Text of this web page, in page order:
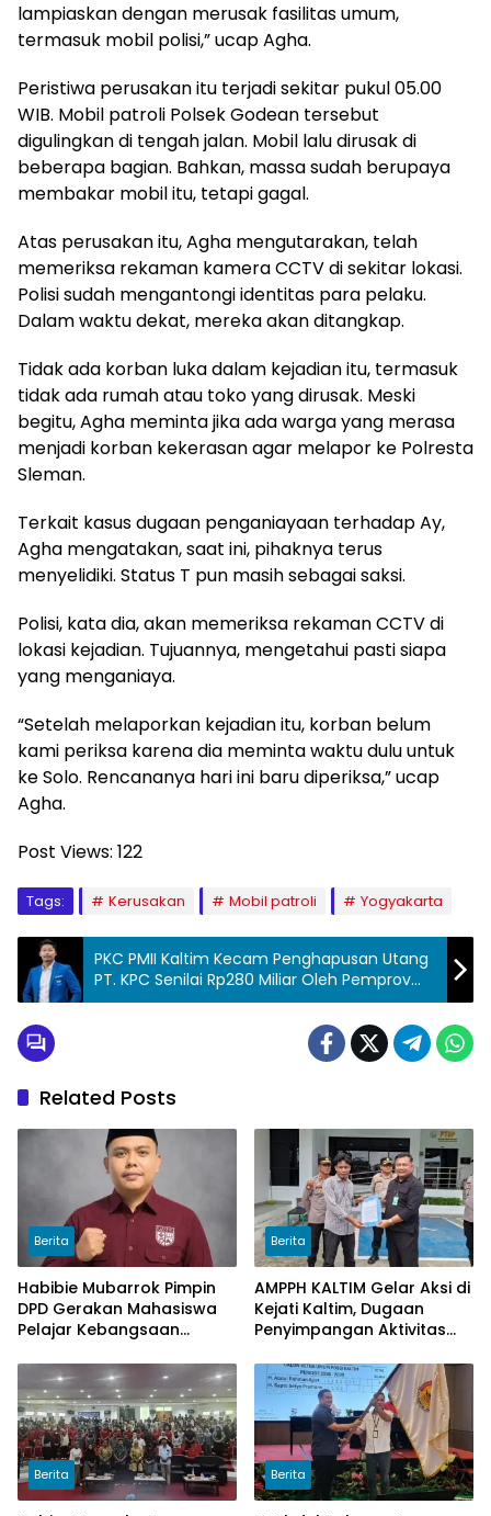
lampiaskan dengan merusak fasilitas umum,
termasuk mobil polisi,” ucap Agha.
Peristiwa perusakan itu terjadi sekitar pukul 05.00
WIB. Mobil patroli Polsek Godean tersebut
digulingkan di tengah jalan. Mobil lalu dirusak di
beberapa bagian. Bahkan, massa sudah berupaya
membakar mobil itu, tetapi gagal.
Atas perusakan itu, Agha mengutarakan, telah
memeriksa rekaman kamera CCTV di sekitar lokasi.
Polisi sudah mengantongi identitas para pelaku.
Dalam waktu dekat, mereka akan ditangkap.
Tidak ada korban luka dalam kejadian itu, termasuk
tidak ada rumah atau toko yang dirusak. Meski
begitu, Agha meminta jika ada warga yang merasa
menjadi korban kekerasan agar melapor ke Polresta
Sleman.
Terkait kasus dugaan penganiayaan terhadap Ay,
Agha mengatakan, saat ini, pihaknya terus
menyelidiki. Status T pun masih sebagai saksi.
Polisi, kata dia, akan memeriksa rekaman CCTV di
lokasi kejadian. Tujuannya, mengetahui pasti siapa
yang menganiaya.
“Setelah melaporkan kejadian itu, korban belum
kami periksa karena dia meminta waktu dulu untuk
ke Solo. Rencananya hari ini baru diperiksa,” ucap
Agha.
Post Views: 122
Tags: Kerusakan Mobil patroli Yogyakarta
PKC PMII Kaltim Kecam Penghapusan Utang
PT. KPC Senilai Rp280 Miliar Oleh Pemprov
Kaltim
Related Posts
Berita
Habibie Mubarrok Pimpin
DPD Gerakan Mahasiswa
Pelajar Kebangsaan
Berita
AMPPH KALTIM Gelar Aksi di
Kejati Kaltim, Dugaan
Penyimpangan Aktivitas
Sawit di Logpond Tubaan
Berita Berita